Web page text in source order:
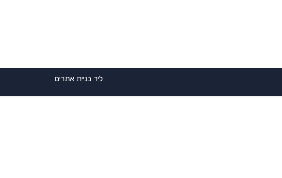
ליר בניית אתרים